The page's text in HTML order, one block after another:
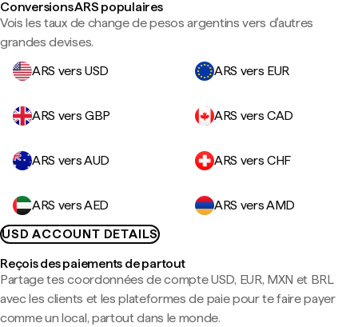
Conversions ARS populaires
Vois les taux de change de pesos argentins vers d'autres
grandes devises.
ARS vers USD
ARS vers EUR
ARS vers GBP ARS vers CAD
ARS vers AUD ARS vers CHF
ARS vers AED
ARS vers AMD
USD ACCOUNT DETAILS
Reçois des paiements de partout
Partage tes coordonnées de compte USD, EUR, MXN et BRL
avec les clients et les plateformes de paie pour te faire payer
comme un local, partout dans le monde.